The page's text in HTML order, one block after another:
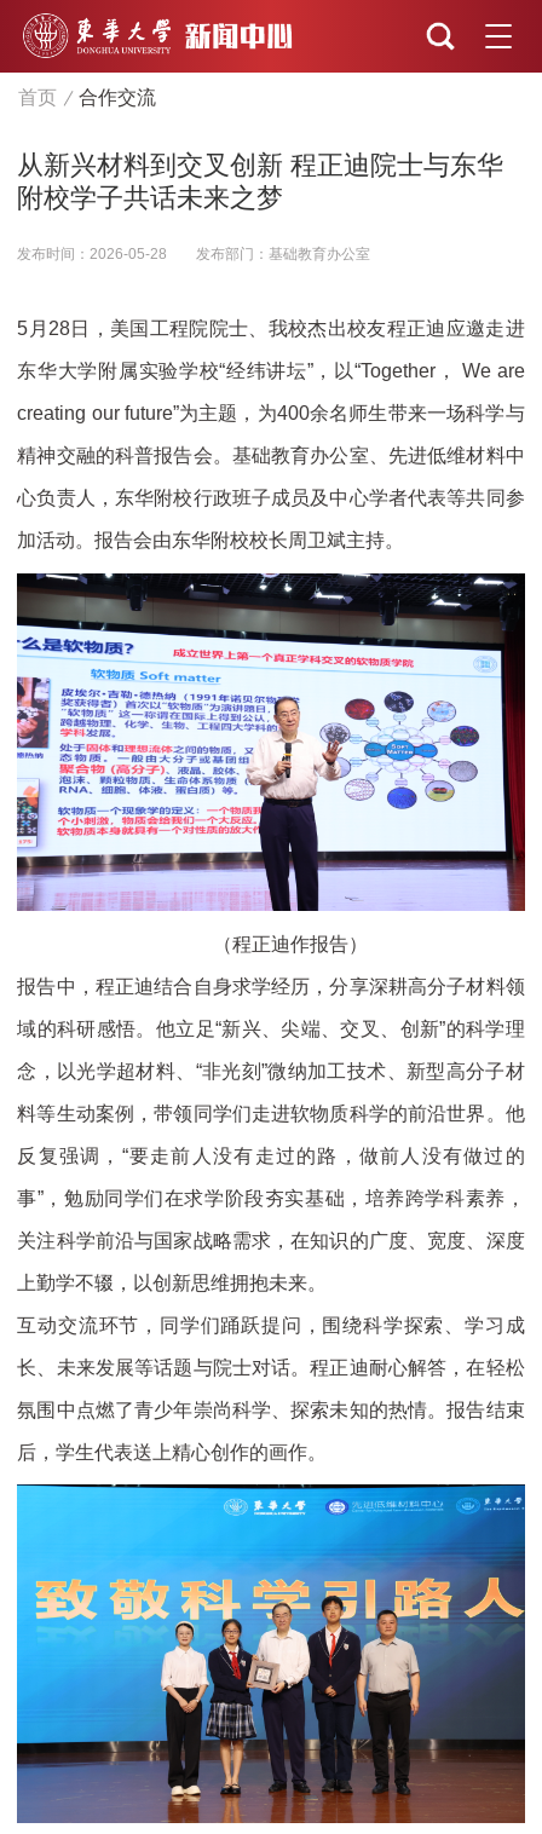
首页 合作交流
从新兴材料到交叉创新 程正迪院士与东华
附校学子共话未来之梦
发布时间：2026-05-28 发布部门：基础教育办公室
5月28日，美国工程院院士、我校杰出校友程正迪应邀走进
东华大学附属实验学校“经纬讲坛”，以“Together， We are
creating our future”为主题，为400余名师生带来一场科学与
精神交融的科普报告会。基础教育办公室、先进低维材料中
心负责人，东华附校行政班子成员及中心学者代表等共同参
加活动。报告会由东华附校校长周卫斌主持。
（程正迪作报告）
报告中，程正迪结合自身求学经历，分享深耕高分子材料领
域的科研感悟。他立足“新兴、尖端、交叉、创新”的科学理
念，以光学超材料、“非光刻”微纳加工技术、新型高分子材
料等生动案例，带领同学们走进软物质科学的前沿世界。他
反复强调，“要走前人没有走过的路，做前人没有做过的
事”，勉励同学们在求学阶段夯实基础，培养跨学科素养，
关注科学前沿与国家战略需求，在知识的广度、宽度、深度
上勤学不辍，以创新思维拥抱未来。
互动交流环节，同学们踊跃提问，围绕科学探索、学习成
长、未来发展等话题与院士对话。程正迪耐心解答，在轻松
氛围中点燃了青少年崇尚科学、探索未知的热情。报告结束
后，学生代表送上精心创作的画作。